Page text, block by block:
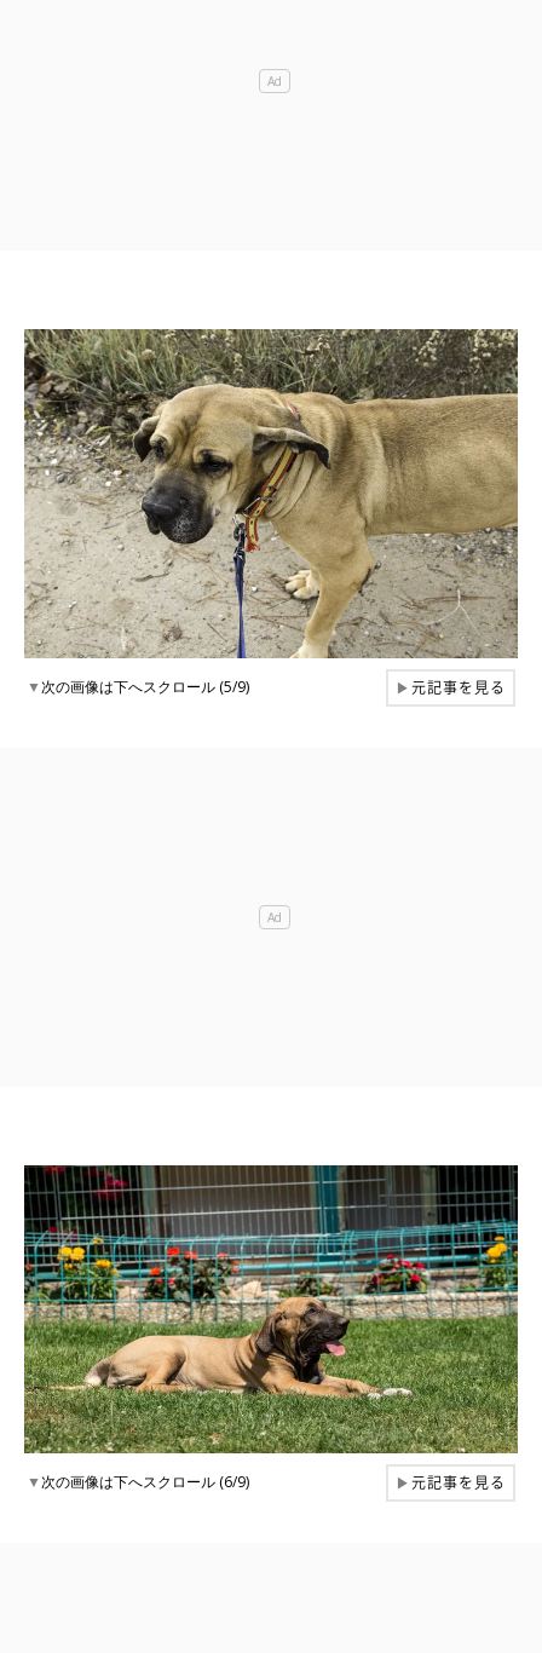
▼次の画像は下へスクロール (5/9) ▶元記事を見る
▼次の画像は下へスクロール (6/9) ▶元記事を見る